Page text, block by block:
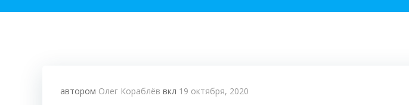
автором Олег Кораблёв вкл 19 октября, 2020